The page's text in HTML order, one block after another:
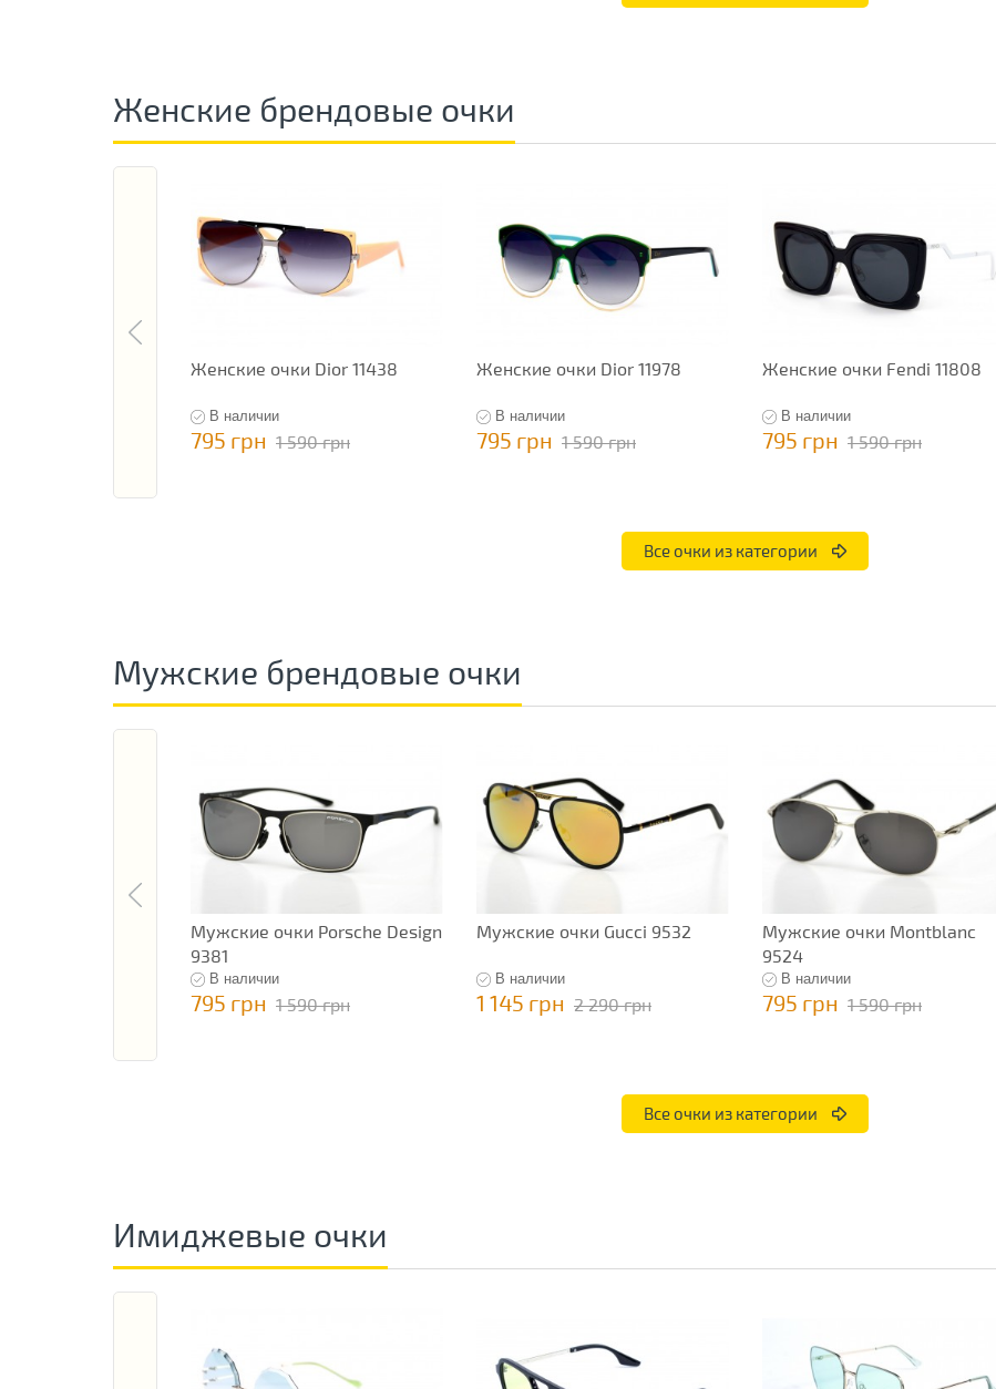
Женские брендовые очки
Женские очки Dior 11438
В наличии
795 грн 1 590 грн
Женские очки Dior 11978
В наличии
795 грн 1 590 грн
Женские очки Fendi 11808
В наличии
795 грн 1 590 грн
Все очки из категории
Мужские брендовые очки
Мужские очки Porsche Design
9381
В наличии
795 грн 1 590 грн
Мужские очки Gucci 9532
В наличии
1 145 грн 2 290 грн
Мужские очки Montblanc
9524
В наличии
795 грн 1 590 грн
Все очки из категории
Имиджевые очки